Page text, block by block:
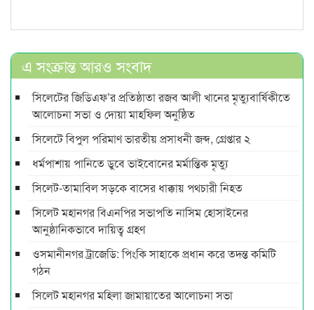
এ সংক্রান্ত আরও সংবাদ
সিলেটের জিডিএফ’র প্রতিষ্ঠাতা রজব আলী খানের মৃত্যুবার্ষিকীতে
আলোচনা সভা ও দোয়া মাহফিল অনুষ্ঠিত
সিলেটে বিপুল পরিমাণ ভারতীয় প্রসাধনী জব্দ, গ্রেপ্তার ২
ধর্মপাশায় পানিতে ডুবে ভাইবোনের মর্মান্তিক মৃত্যু
সিলেট-তামাবিল সড়কে বাসের ধাক্কায় পথচারী নিহত
সিলেট মহানগর বিএনপির সভাপতি নাসিম হোসাইনের
আনুষ্ঠানিকভাবে দায়িত্ব গ্রহণ
ওসমানীনগর ট্রাজেডি: পিংকি সাহাকে প্রধান করে তদন্ত কমিটি
গঠন
সিলেট মহানগর মহিলা জামায়াতের আলোচনা সভা